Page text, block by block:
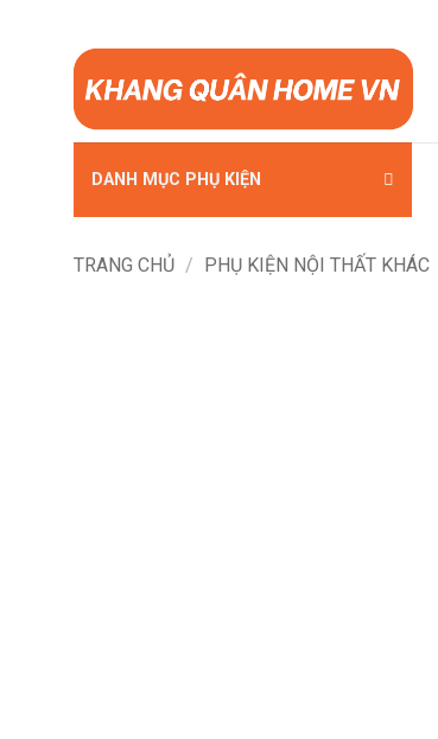
dung
DANH MỤC PHỤ KIỆN
TRANG CHỦ / PHỤ KIỆN NỘI THẤT KHÁC